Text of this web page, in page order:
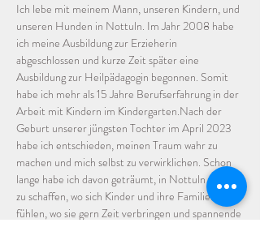
Ich lebe mit meinem Mann, unseren Kindern, und
unseren Hunden in Nottuln. Im Jahr 2008 habe
ich meine Ausbildung zur Erzieherin
abgeschlossen und kurze Zeit später eine
Ausbildung zur Heilpädagogin begonnen. Somit
habe ich mehr als 15 Jahre Berufserfahrung in der
Arbeit mit Kindern im Kindergarten.Nach der
Geburt unserer jüngsten Tochter im April 2023
habe ich entschieden, meinen Traum wahr zu
machen und mich selbst zu verwirklichen. Schon
lange habe ich davon geträumt, in Nottuln etwas
zu schaffen, wo sich Kinder und ihre Familien wohl
fühlen, wo sie gern Zeit verbringen und spannende